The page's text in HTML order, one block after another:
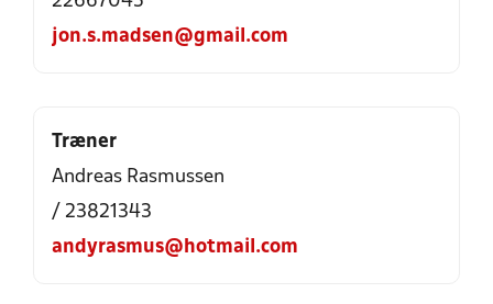
jon.s.madsen@gmail.com
Træner
Andreas Rasmussen
/ 23821343
andyrasmus@hotmail.com